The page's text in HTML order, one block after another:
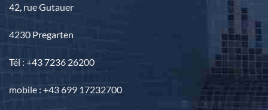
42, rue Gutauer
4230 Pregarten
Tél : +43 7236 26200
mobile : +43 699 17232700